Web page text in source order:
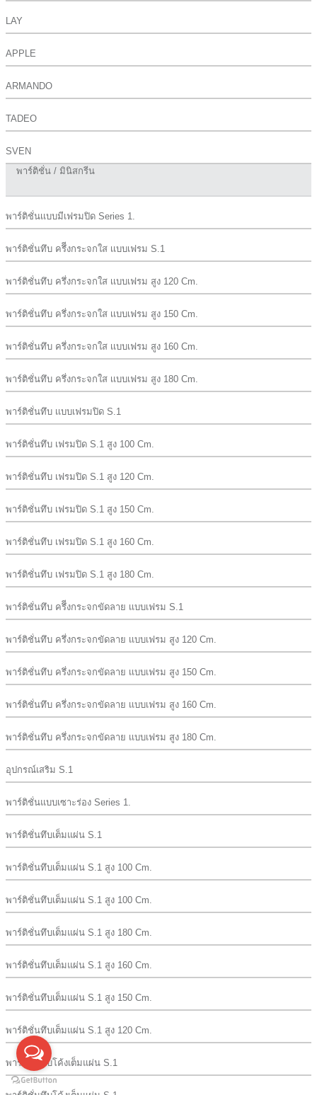
LAY
APPLE
ARMANDO
TADEO
SVEN
พาร์ติชั่น / มินิสกรีน
พาร์ติชั่นเเบบมีเฟรมปิด Series 1.
พาร์ติชั่นทึบ ครึีงกระจกใส เเบบเฟรม S.1
พาร์ติชั่นทึบ ครึ่งกระจกใส เเบบเฟรม สูง 120 Cm.
พาร์ติชั่นทึบ ครึ่งกระจกใส เเบบเฟรม สูง 150 Cm.
พาร์ติชั่นทึบ ครึ่งกระจกใส เเบบเฟรม สูง 160 Cm.
พาร์ติชั่นทึบ ครึ่งกระจกใส เเบบเฟรม สูง 180 Cm.
พาร์ติชั่นทึบ เเบบเฟรมปิด S.1
พาร์ติชั่นทึบ เฟรมปิด S.1 สูง 100 Cm.
พาร์ติชั่นทึบ เฟรมปิด S.1 สูง 120 Cm.
พาร์ติชั่นทึบ เฟรมปิด S.1 สูง 150 Cm.
พาร์ติชั่นทึบ เฟรมปิด S.1 สูง 160 Cm.
พาร์ติชั่นทึบ เฟรมปิด S.1 สูง 180 Cm.
พาร์ติชั่นทึบ ครึีงกระจกขัดลาย เเบบเฟรม S.1
พาร์ติชั่นทึบ ครึ่งกระจกขัดลาย เเบบเฟรม สูง 120 Cm.
พาร์ติชั่นทึบ ครึ่งกระจกขัดลาย เเบบเฟรม สูง 150 Cm.
พาร์ติชั่นทึบ ครึ่งกระจกขัดลาย เเบบเฟรม สูง 160 Cm.
พาร์ติชั่นทึบ ครึ่งกระจกขัดลาย เเบบเฟรม สูง 180 Cm.
อุปกรณ์เสริม S.1
พาร์ติชั่นแบบเซาะร่อง Series 1.
พาร์ติชั่นทึบเต็มแผ่น S.1
พาร์ติชั่นทึบเต็มแผ่น S.1 สูง 100 Cm.
พาร์ติชั่นทึบเต็มแผ่น S.1 สูง 100 Cm.
พาร์ติชั่นทึบเต็มแผ่น S.1 สูง 180 Cm.
พาร์ติชั่นทึบเต็มแผ่น S.1 สูง 160 Cm.
พาร์ติชั่นทึบเต็มแผ่น S.1 สูง 150 Cm.
พาร์ติชั่นทึบเต็มแผ่น S.1 สูง 120 Cm.
พาร์ติชั่นทึบโค้งเต็มแผ่น S.1